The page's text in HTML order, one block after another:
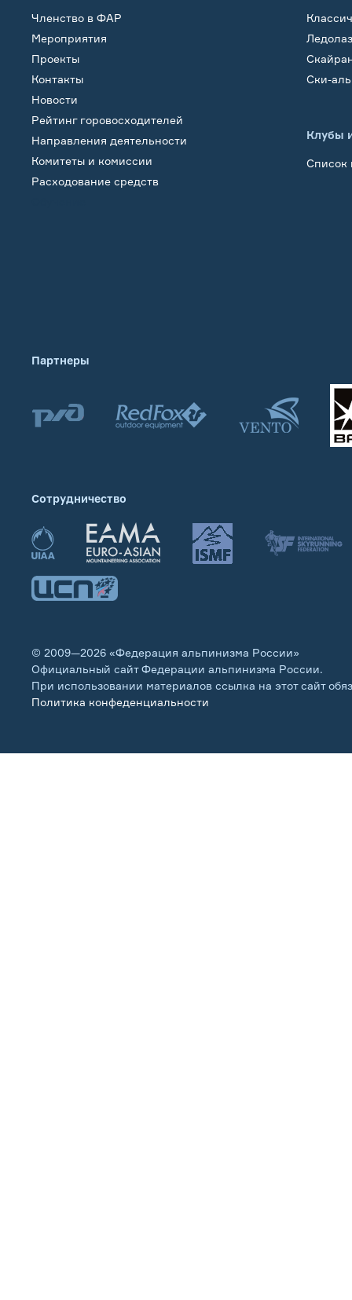
Членство в ФАР
Мероприятия
Проекты
Контакты
Новости
Рейтинг горовосходителей
Направления деятельности
Комитеты и комиссии
Расходование средств
Ски-
Клубы
Список
Партнеры
Сотрудничество
© 2009—2026 «Федерация альпинизма России»
Официальный сайт Федерации альпинизма России.
При использовании материалов ссылка на этот сайт
Политика конфеденциальности